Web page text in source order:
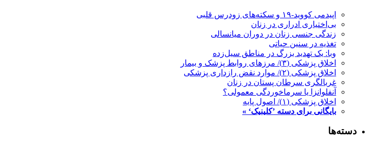
اپیدمی کووید-۱۹ و سکته‌های زودرس قلبی
بی‌اختیاری ادراری در زنان
زندگی جنسی زنان در دوران میانسالی
تغذیه در سنین حیاتی
وبا: یک تهدید بزرگ در مناطق سیل‌زده
اخلاق پزشکی (۳)/ مرزهای روابط پزشک و بیمار
اخلاق پزشکی (۲)/ موارد نقض رازداری پزشکی
غربالگری سرطان پستان در زنان
آنفلوانزا یا سرماخوردگی معمولی؟
اخلاق پزشکی (۱)/ اصول پایه
بایگانی برای دسته ’کلینیک‘ »
دسته‌ها